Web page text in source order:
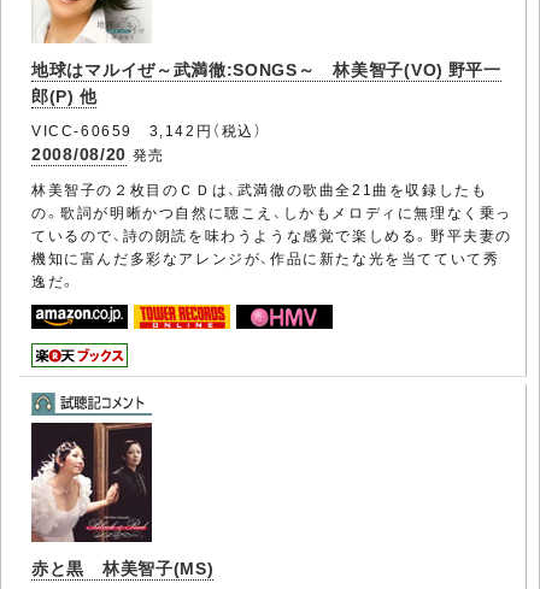
地球はマルイぜ～武満徹:SONGS～ 林美智子(VO) 野平一
郎(P) 他
VICC-60659 3,142円（税込）
2008/08/20 発売
林美智子の２枚目のＣＤは、武満徹の歌曲全21曲を収録したも
の。歌詞が明晰かつ自然に聴こえ、しかもメロディに無理なく乗っ
ているので、詩の朗読を味わうような感覚で楽しめる。野平夫妻の
機知に富んだ多彩なアレンジが、作品に新たな光を当てていて秀
逸だ。
赤と黒 林美智子(MS)